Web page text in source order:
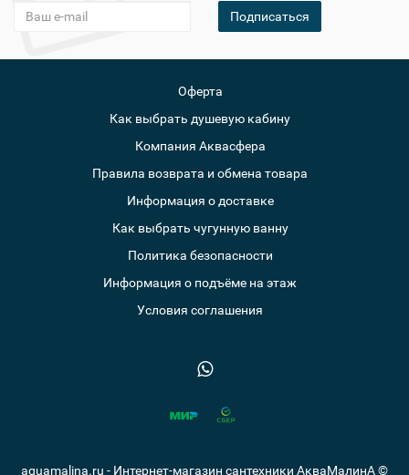
Подписаться
Оферта
Как выбрать душевую кабину
Компания Аквасфера
Правила возврата и обмена товара
Информация о доставке
Как выбрать чугунную ванну
Политика безопасности
Информация о подъёме на этаж
Условия соглашения
aquamalina.ru - Интернет-магазин сантехники АкваМалинА ©